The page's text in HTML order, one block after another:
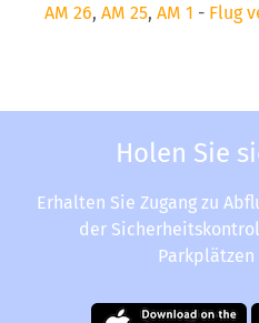
AM 26, AM 25, AM 1 - Flug
Holen Sie
Erhalten Sie Zugang zu
der
Parkplätzen